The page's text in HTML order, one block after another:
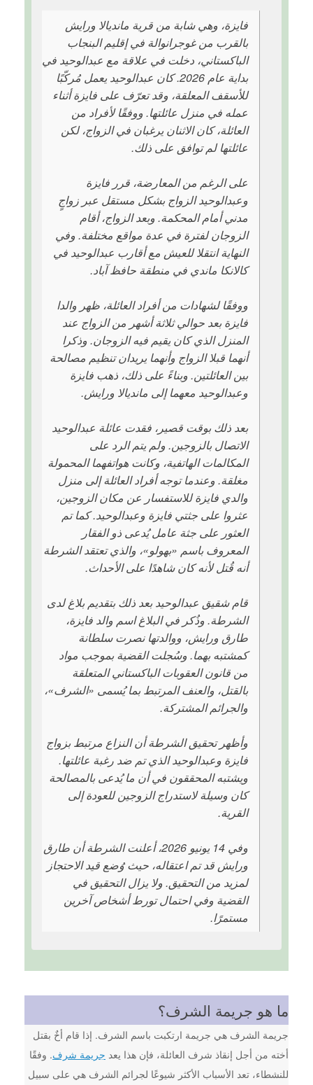
فايزة، وهي شابة من قرية مانديالا ورايش
بالقرب من غوجرانوالة في إقليم البنجاب
الباكستاني، دخلت في علاقة مع عبدالوحيد في
بداية عام 2026. كان عبدالوحيد يعمل مُركّبًا
للأسقف المعلقة، وقد تعرّف على فايزة أثناء
عمله في منزل عائلتها. ووفقًا لأفراد من
العائلة، كان الاثنان يرغبان في الزواج، لكن
عائلتها لم توافق على ذلك.
على الرغم من المعارضة، قرر فايزة
وعبدالوحيد الزواج بشكل مستقل عبر زواجٍ
مدني أمام المحكمة. وبعد الزواج، أقام
الزوجان لفترة في عدة مواقع مختلفة. وفي
النهاية انتقلا للعيش مع أقارب عبدالوحيد في
كالانكا ماندي في منطقة حافظ آباد.
ووفقًا لشهادات من أفراد العائلة، ظهر والدا
فايزة بعد حوالي ثلاثة أشهر من الزواج عند
المنزل الذي كان يقيم فيه الزوجان. وذكرا
أنهما قبلا الزواج وأنهما يريدان تنظيم مصالحة
بين العائلتين. وبناءً على ذلك، ذهب فايزة
وعبدالوحيد معهما إلى مانديالا ورايش.
بعد ذلك بوقت قصير، فقدت عائلة عبدالوحيد
الاتصال بالزوجين. ولم يتم الرد على
المكالمات الهاتفية، وكانت هواتفهما المحمولة
مغلقة. وعندما توجه أفراد العائلة إلى منزل
والدي فايزة للاستفسار عن مكان الزوجين،
عثروا على جثتي فايزة وعبدالوحيد. كما تم
العثور على جثة عامل يُدعى ذو الفقار
المعروف باسم «بهولو»، والذي تعتقد الشرطة
أنه قُتل لأنه كان شاهدًا على الأحداث.
قام شقيق عبدالوحيد بعد ذلك بتقديم بلاغ لدى
الشرطة. وذُكر في البلاغ اسم والد فايزة،
طارق ورايش، ووالدتها نصرت سلطانة
كمشتبه بهما. وسُجلت القضية بموجب مواد
من قانون العقوبات الباكستاني المتعلقة
بالقتل، والعنف المرتبط بما يُسمى «الشرف»،
والجرائم المشتركة.
وأظهر تحقيق الشرطة أن النزاع مرتبط بزواج
فايزة وعبدالوحيد الذي تم ضد رغبة عائلتها.
ويشتبه المحققون في أن ما يُدعى بالمصالحة
كان وسيلة لاستدراج الزوجين للعودة إلى
القرية.
وفي 14 يونيو 2026، أعلنت الشرطة أن طارق
ورايش قد تم اعتقاله، حيث وُضع قيد الاحتجاز
لمزيد من التحقيق. ولا يزال التحقيق في
القضية وفي احتمال تورط أشخاص آخرين
مستمرًا.
ما هو جريمة الشرف؟
جريمة الشرف هي جريمة ارتكبت باسم الشرف. إذا قام أخٌ بقتل
أخته من أجل إنقاذ شرف العائلة، فإن هذا يعد جريمة شرف. وفقًا
للنشطاء، تعد الأسباب الأكثر شيوعًا لجرائم الشرف هي على سبيل